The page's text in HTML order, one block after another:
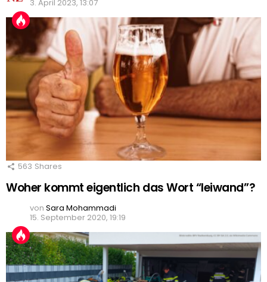
3. April 2023, 13:07
563 Shares
Woher kommt eigentlich das Wort “leiwand”?
von Sara Mohammadi
15. September 2020, 19:19